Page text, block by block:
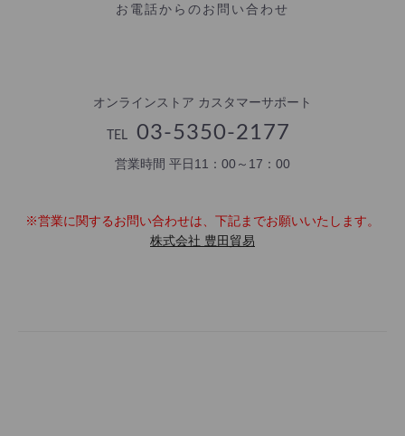
お電話からのお問い合わせ
オンラインストア カスタマーサポート
TEL 03-5350-2177
営業時間 平日11：00～17：00
※営業に関するお問い合わせは、下記までお願いいたします。
株式会社 豊田貿易